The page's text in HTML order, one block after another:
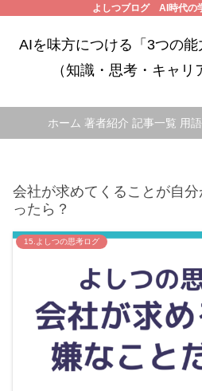
よしつブログ AI時代の
AIを味方につける「3つの
（知識・思考・キャリ
ホーム 著者紹介 記事一覧 用
会社が求めてくることが自
ったら？
15.よしつの思考ログ